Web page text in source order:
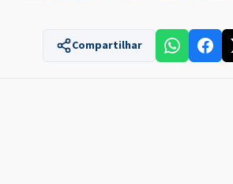
Compartilhar